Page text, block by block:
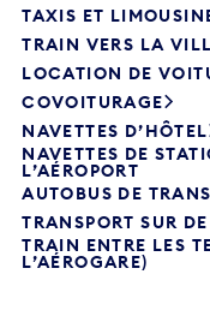
TAXIS ET
TRAIN VERS LA
LOCATION DE
COVOITURAGE
NAVETTES D’HÔTEL
NAVETTES DE
L’AÉROPORT
AUTOBUS DE
TRANSPORT SUR
TRAIN ENTRE LES
L’AÉROGARE)